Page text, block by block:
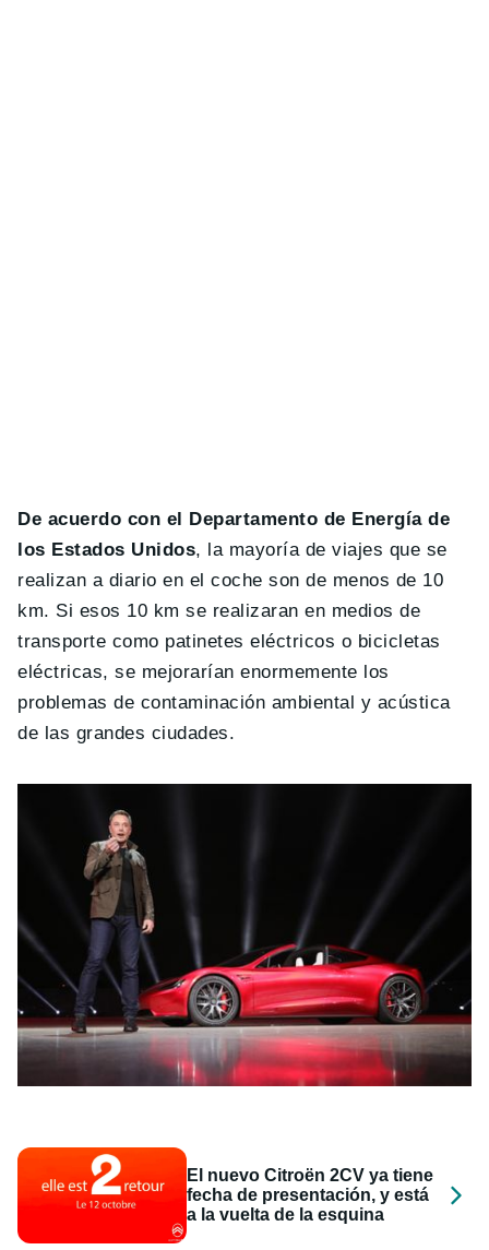
De acuerdo con el Departamento de Energía de
los Estados Unidos, la mayoría de viajes que se
realizan a diario en el coche son de menos de 10
km. Si esos 10 km se realizaran en medios de
transporte como patinetes eléctricos o bicicletas
eléctricas, se mejorarían enormemente los
problemas de contaminación ambiental y acústica
de las grandes ciudades.
El nuevo Citroën 2CV ya tiene
fecha de presentación, y está
a la vuelta de la esquina